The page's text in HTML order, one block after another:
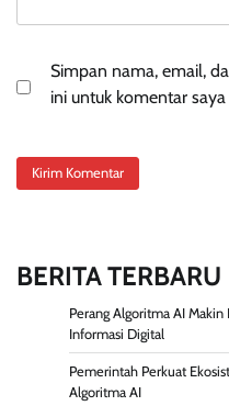
Simpan nama, email,
ini untuk komentar
BERITA TERBARU
Perang Algoritma AI
Informasi Digital
Pemerintah Perkuat
Algoritma AI